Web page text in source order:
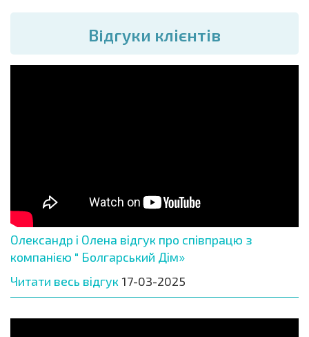
Вiдгуки клієнтів
Олександр і Олена відгук про співпрацю з
компанією " Болгарський Дім»
Читати весь відгук 17-03-2025